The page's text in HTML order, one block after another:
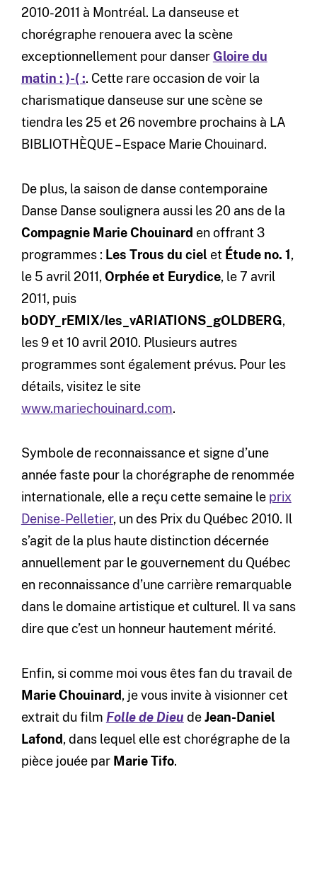
2010-2011 à Montréal. La danseuse et
chorégraphe renouera avec la scène
exceptionnellement pour danser Gloire du
matin : )-( :. Cette rare occasion de voir la
charismatique danseuse sur une scène se
tiendra les 25 et 26 novembre prochains à LA
BIBLIOTHÈQUE – Espace Marie Chouinard.
De plus, la saison de danse contemporaine
Danse Danse soulignera aussi les 20 ans de la
Compagnie Marie Chouinard en offrant 3
programmes : Les Trous du cielet Étude no. 1,
le 5 avril 2011,Orphée et Eurydice, le 7 avril
2011, puis
bODY_rEMIX/les_vARIATIONS_gOLDBERG,
les 9 et 10 avril 2010. Plusieurs autres
programmes sont également prévus. Pour les
détails, visitez le site
www.mariechouinard.com.
Symbole de reconnaissance et signe d’une
année faste pour la chorégraphe de renommée
internationale, elle a reçu cette semaine le prix
Denise-Pelletier, un des Prix du Québec 2010. Il
s’agit de la plus haute distinction décernée
annuellement par le gouvernement du Québec
en reconnaissance d’une carrière remarquable
dans le domaine artistique et culturel. Il va sans
dire que c’est un honneur hautement mérité.
Enfin, si comme moi vous êtes fan du travail de
Marie Chouinard, je vous invite à visionner cet
extrait du film Folle de Dieu deJean-Daniel
Lafond, dans lequel elle est chorégraphe de la
pièce jouée par Marie Tifo.